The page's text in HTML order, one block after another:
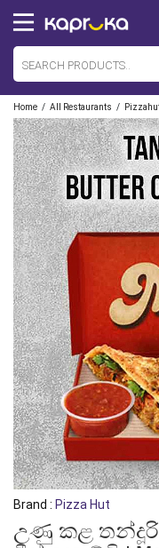
Home / All Restaurants /
Brand : Pizza Hut
උණු කළ තන්දූරි